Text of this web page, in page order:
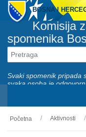
BOSNA I
Komisija
spomenika
Svaki spomenik pripada
svaka osoba je
O nama
Početna Aktivnosti